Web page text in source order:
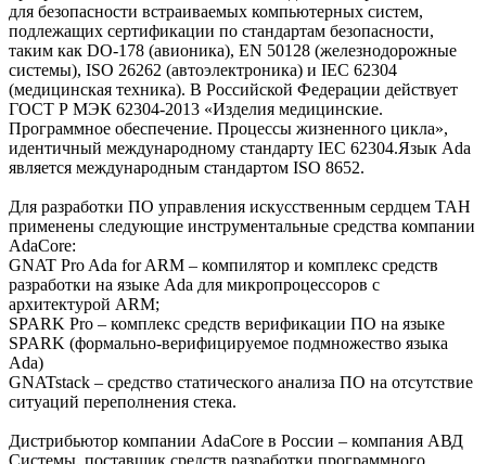
для безопасности встраиваемых компьютерных систем,
подлежащих сертификации по стандартам безопасности,
таким как DO-178 (авионика), EN 50128 (железнодорожные
системы), ISO 26262 (автоэлектроника) и IEC 62304
(медицинская техника). В Российской Федерации действует
ГОСТ Р МЭК 62304-2013 «Изделия медицинские.
Программное обеспечение. Процессы жизненного цикла»,
идентичный международному стандарту IEC 62304.Язык Ada
является международным стандартом ISO 8652.
Для разработки ПО управления искусственным сердцем TAH
применены следующие инструментальные средства компании
AdaCore:
GNAT Pro Ada for ARM – компилятор и комплекс средств
разработки на языке Ada для микропроцессоров с
архитектурой ARM;
SPARK Pro – комплекс средств верификации ПО на языке
SPARK (формально-верифицируемое подмножество языка
Ada)
GNATstack – средство статического анализа ПО на отсутствие
ситуаций переполнения стека.
Дистрибьютор компании AdaCore в России – компания АВД